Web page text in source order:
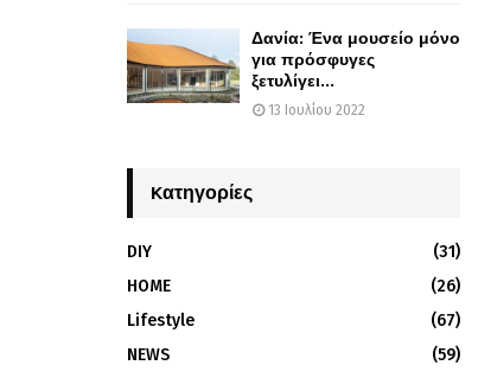
Δανία: Ένα μουσείο μόνο
για πρόσφυγες
ξετυλίγει...
13 Ιουλίου 2022
Kατηγορίες
DIY
(31)
HOME
(26)
Lifestyle
(67)
NEWS
(59)